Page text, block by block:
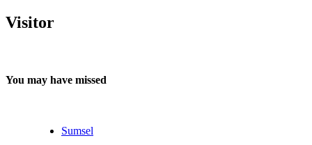
Visitor
You may have missed
Sumsel